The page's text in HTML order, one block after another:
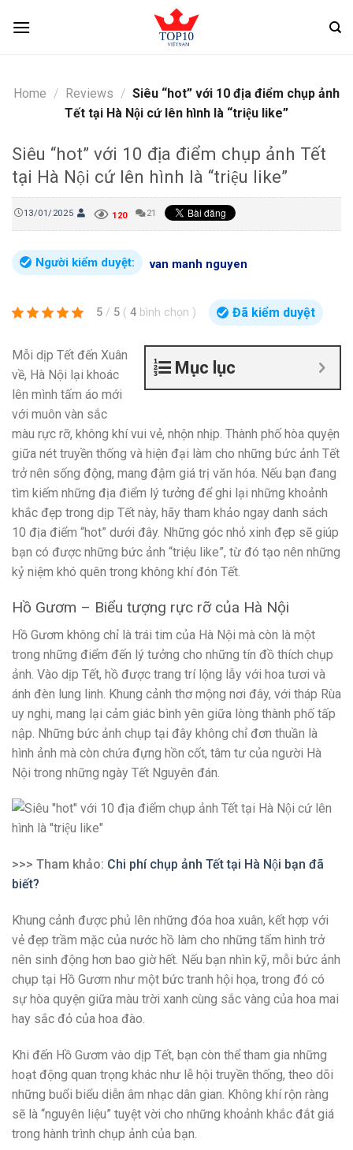
Home / Reviews / Siêu “hot” với 10 địa điểm chụp ảnh
Tết tại Hà Nội cứ lên hình là “triệu like”
Siêu “hot” với 10 địa điểm chụp ảnh Tết
tại Hà Nội cứ lên hình là “triệu like”
13/01/2025 120 21
Người kiểm duyệt: van manh nguyen
5 / 5 ( 4 bình chọn ) Đã kiểm duyệt
Mục lục
Mỗi dịp Tết đến Xuân
về, Hà Nội lại khoác
lên mình tấm áo mới
với muôn vàn sắc
màu rực rỡ, không khí vui vẻ, nhộn nhịp. Thành phố hòa quyện
giữa nét truyền thống và hiện đại làm cho những bức ảnh Tết
trở nên sống động, mang đậm giá trị văn hóa. Nếu bạn đang
tìm kiếm những địa điểm lý tưởng để ghi lại những khoảnh
khắc đẹp trong dịp Tết này, hãy tham khảo ngay danh sách
10 địa điểm “hot” dưới đây. Những góc nhỏ xinh đẹp sẽ giúp
bạn có được những bức ảnh “triệu like”, từ đó tạo nên những
kỷ niệm khó quên trong không khí đón Tết.
Hồ Gươm – Biểu tượng rực rỡ của Hà Nội
Hồ Gươm không chỉ là trái tim của Hà Nội mà còn là một
trong những điểm đến lý tưởng cho những tín đồ thích chụp
ảnh. Vào dịp Tết, hồ được trang trí lộng lẫy với hoa tươi và
ánh đèn lung linh. Khung cảnh thơ mộng nơi đây, với tháp Rùa
uy nghi, mang lại cảm giác bình yên giữa lòng thành phố tấp
nập. Những bức ảnh chụp tại đây không chỉ đơn thuần là
hình ảnh mà còn chứa đựng hồn cốt, tâm tư của người Hà
Nội trong những ngày Tết Nguyên đán.
>>> Tham khảo: Chi phí chụp ảnh Tết tại Hà Nội bạn đã
biết?
Khung cảnh được phủ lên những đóa hoa xuân, kết hợp với
vẻ đẹp trầm mặc của nước hồ làm cho những tấm hình trở
nên sinh động hơn bao giờ hết. Nếu bạn nhìn kỹ, mỗi bức ảnh
chụp tại Hồ Gươm như một bức tranh hội họa, trong đó có
sự hòa quyện giữa màu trời xanh cùng sắc vàng của hoa mai
hay sắc đỏ của hoa đào.
Khi đến Hồ Gươm vào dịp Tết, bạn còn thể tham gia những
hoạt động quan trọng khác như lễ hội truyền thống, theo dõi
những buổi biểu diễn âm nhạc dân gian. Không khí rộn ràng
sẽ là “nguyên liệu” tuyệt vời cho những khoảnh khắc đắt giá
trong hành trình chụp ảnh của bạn.